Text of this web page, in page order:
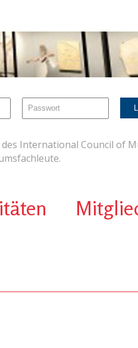
International Council of